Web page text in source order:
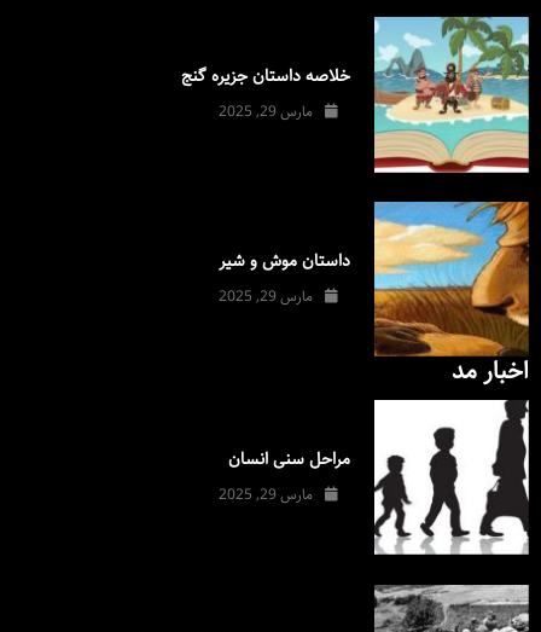
خلاصه داستان جزیره گنج
مارس 29, 2025
داستان موش و شیر
مارس 29, 2025
اخبار مد
مراحل سنی انسان
مارس 29, 2025